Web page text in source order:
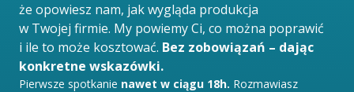
że opowiesz nam, jak wygląda produkcja
w Twojej firmie. My powiemy Ci, co można poprawić
i ile to może kosztować. Bez zobowiązań – dając
konkretne wskazówki.
Pierwsze spotkanie nawet w ciągu 18h. Rozmawiasz